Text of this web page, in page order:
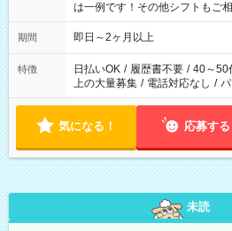
は一例です！その他シフトもご
期間 即日～2ヶ月以上
特徴 日払いOK / 履歴書不要 / 40～50
上の大量募集 / 電話対応なし /
気になる！ 応募する
未読